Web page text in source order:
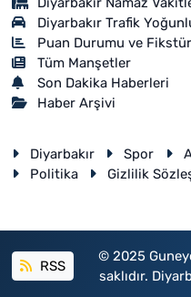
Diyarbakır Trafik
Puan Durumu ve Fikstür
Tüm Manşetler
Son Dakika Haberleri
Haber Arşivi
Diyarbakır Spor
Politika
Gizlilik
RSS
© 2025
saklıdır.